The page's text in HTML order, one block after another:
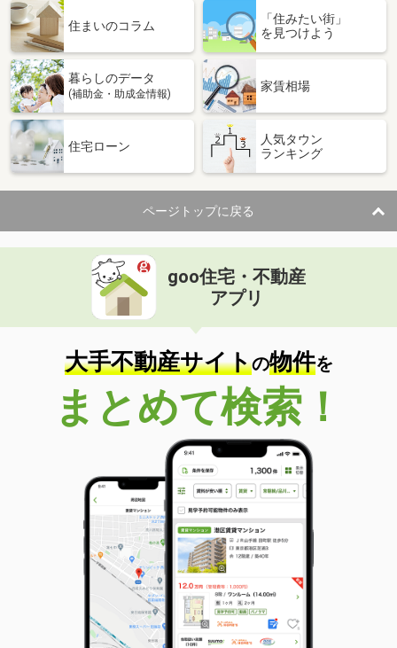
住まいのコラム
「住みたい街」
を見つけよう
暮らしのデータ
(補助金・助成金情報)
家賃相場
住宅ローン
人気タウン
ランキング
ページトップに戻る
goo住宅・不動産
アプリ
大手不動産サイトの物件を
まとめて検索！